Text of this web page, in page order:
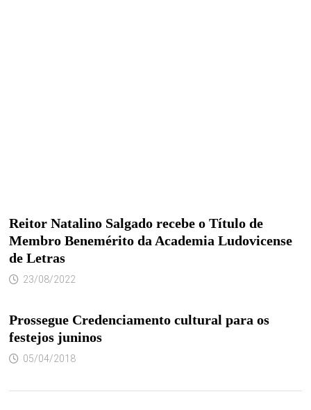
Reitor Natalino Salgado recebe o Título de
Membro Benemérito da Academia Ludovicense
de Letras
23/08/2022
Prossegue Credenciamento cultural para os
festejos juninos
05/04/2018